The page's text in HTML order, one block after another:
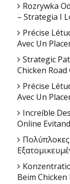
Rozrywka
– Strategia I
Précise
Avec Un
Strategic
Chicken
Précise
Avec Un
Increíble
Online
Beim